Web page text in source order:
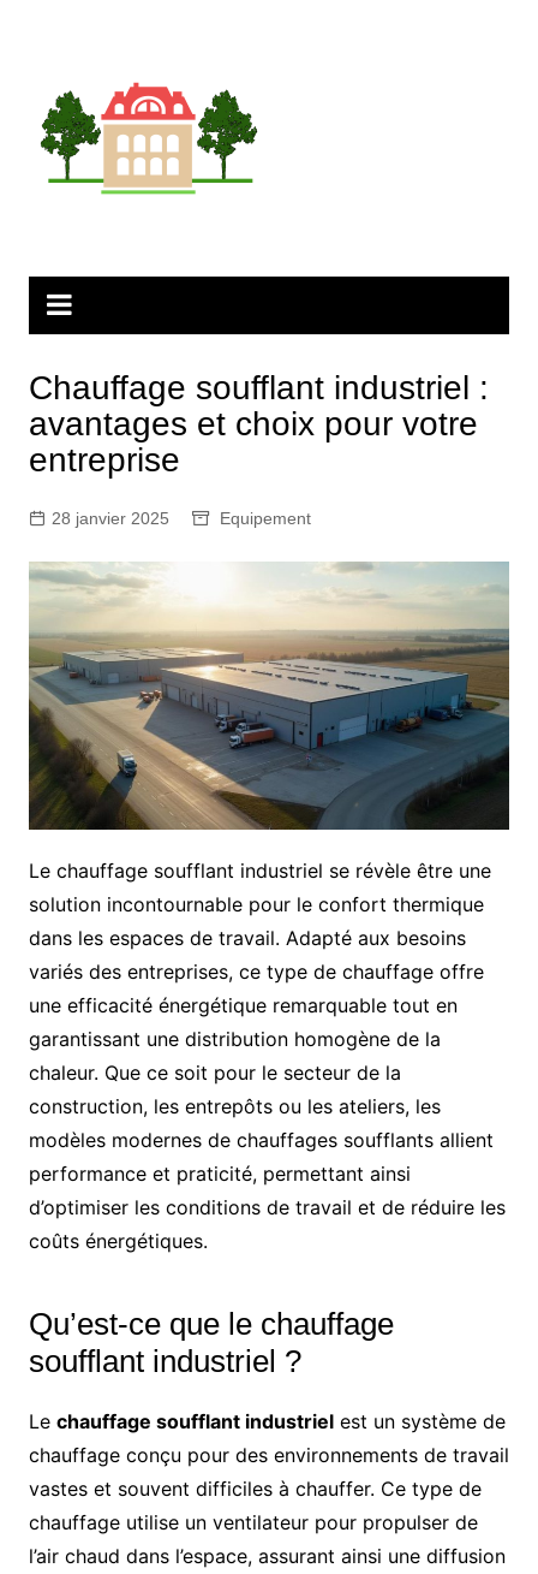
Chauffage soufflant industriel :
avantages et choix pour votre
entreprise
28 janvier 2025 Equipement
Le chauffage soufflant industriel se révèle être une
solution incontournable pour le confort thermique
dans les espaces de travail. Adapté aux besoins
variés des entreprises, ce type de chauffage offre
une efficacité énergétique remarquable tout en
garantissant une distribution homogène de la
chaleur. Que ce soit pour le secteur de la
construction, les entrepôts ou les ateliers, les
modèles modernes de chauffages soufflants allient
performance et praticité, permettant ainsi
d’optimiser les conditions de travail et de réduire les
coûts énergétiques.
Qu’est-ce que le chauffage
soufflant industriel ?
Le chauffage soufflant industrielest un système de
chauffage conçu pour des environnements de travail
vastes et souvent difficiles à chauffer. Ce type de
chauffage utilise un ventilateur pour propulser de
l’air chaud dans l’espace, assurant ainsi une diffusion